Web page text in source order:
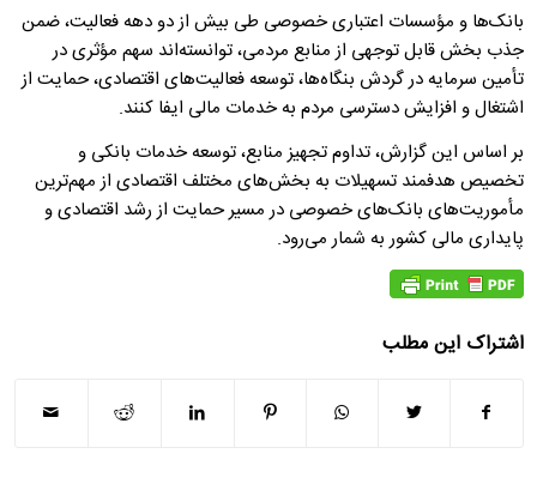
بانک‌ها و مؤسسات اعتباری خصوصی طی بیش از دو دهه فعالیت، ضمن
جذب بخش قابل توجهی از منابع مردمی، توانسته‌اند سهم مؤثری در
تأمین سرمایه در گردش بنگاه‌ها، توسعه فعالیت‌های اقتصادی، حمایت از
اشتغال و افزایش دسترسی مردم به خدمات مالی ایفا کنند.
بر اساس این گزارش، تداوم تجهیز منابع، توسعه خدمات بانکی و
تخصیص هدفمند تسهیلات به بخش‌های مختلف اقتصادی از مهم‌ترین
مأموریت‌های بانک‌های خصوصی در مسیر حمایت از رشد اقتصادی و
پایداری مالی کشور به شمار می‌رود.
اشتراک این مطلب